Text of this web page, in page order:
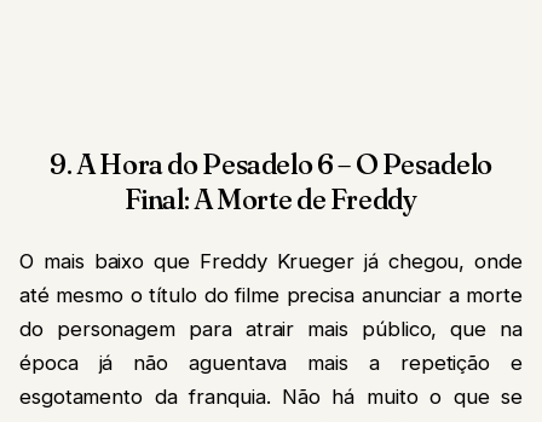
9. A Hora do Pesadelo 6 – O Pesadelo
Final: A Morte de Freddy
O mais baixo que Freddy Krueger já chegou, onde
até mesmo o título do filme precisa anunciar a morte
do personagem para atrair mais público, que na
época já não aguentava mais a repetição e
esgotamento da franquia. Não há muito o que se